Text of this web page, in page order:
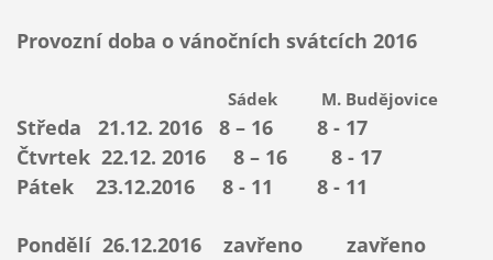
Provozní doba o vánočních svátcích 2016
Sádek M. Budějovice
Středa 21.12. 2016 8 – 16 8 - 17
Čtvrtek 22.12. 2016 8 – 16 8 - 17
Pátek 23.12.2016 8 - 11 8 - 11
Pondělí 26.12.2016 zavřeno zavřeno